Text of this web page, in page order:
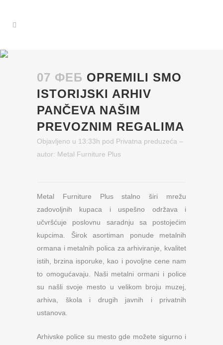
07 ФЕБ OPREMILI SMO
ISTORIJSKI ARHIV
PANČEVA NAŠIM
PREVOZNIM REGALIMA
Objavljeno u 13:33h pod Privatna preduzeća –
autor: Metal Furniture Plus
Metal Furniture Plus stalno širi mrežu
zadovoljnih kupaca i uspešno održava i
učvršćuje poslovnu saradnju sa postojećim
kupcima. Širok asortiman ponude metalnih
ormana i metalnih polica za arhiviranje, kvalitet
istih, brzina isporuke, kao i povoljne cene nam
to omogućavaju. Naši metalni ormani i police
su našli svoje mesto u velikom broju muzej,
arhiva, škola i drugih javnih i privatnih
ustanova.
Arhivske police su mesto gde možete sigurno i